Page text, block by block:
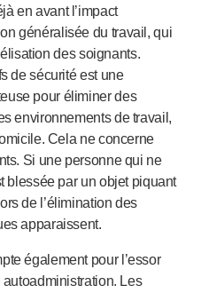
en avant l’impact
généralisée du travail, qui
des soignants.
de sécurité est une
pour éliminer des
environnements de travail,
Cela ne concerne
Si une personne qui ne
blessée par un objet piquant
de l’élimination des
apparaissent.
également pour l’essor
Les